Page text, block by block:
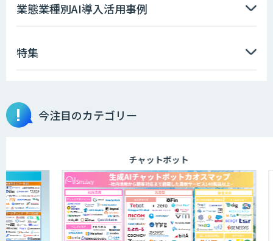
業態業種別AI導入活用事例
特集
今注目のカテゴリー
チャットボット